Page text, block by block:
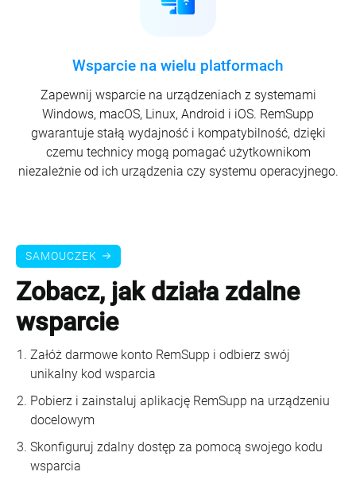
Wsparcie na wielu platformach
Zapewnij wsparcie na urządzeniach z systemami
Windows, macOS, Linux, Android i iOS. RemSupp
gwarantuje stałą wydajność i kompatybilność, dzięki
czemu technicy mogą pomagać użytkownikom
niezależnie od ich urządzenia czy systemu operacyjnego.
SAMOUCZEK
Zobacz, jak działa zdalne
wsparcie
Załóż darmowe konto RemSupp i odbierz swój
unikalny kod wsparcia
Pobierz i zainstaluj aplikację RemSupp na urządzeniu
docelowym
Skonfiguruj zdalny dostęp za pomocą swojego kodu
wsparcia